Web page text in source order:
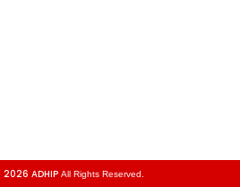
ADHIP All Rights Reserved.